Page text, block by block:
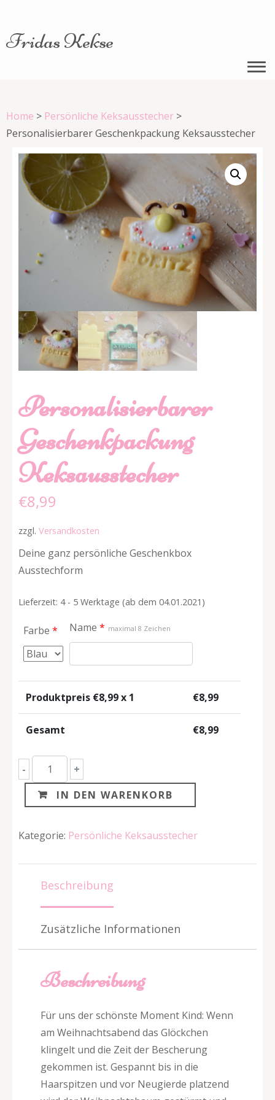
Fridas Kekse
Home > Persönliche Keksausstecher >
Personalisierbarer Geschenkpackung Keksausstecher
Personalisierbarer
Geschenkpackung
Keksausstecher
€8,99
zzgl. Versandkosten
Deine ganz persönliche Geschenkbox
Ausstechform
Lieferzeit: 4 - 5 Werktage (ab dem 04.01.2021)
Farbe * Name * maximal 8 Zeichen
Produktpreis €8,99x 1 €8,99
Gesamt €8,99
-
Personalisierbarer
Geschenkpackung
Keksausstecher
+
IN DEN WARENKORB
Kategorie: Persönliche Keksausstecher
Beschreibung
Zusätzliche Informationen
Beschreibung
Für uns der schönste Moment Kind: Wenn
am Weihnachtsabend das Glöckchen
klingelt und die Zeit der Bescherung
gekommen ist. Gespannt bis in die
Haarspitzen und vor Neugierde platzend